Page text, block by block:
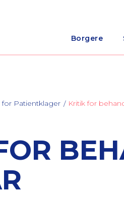
Borgere
for Patientklager Kritik for